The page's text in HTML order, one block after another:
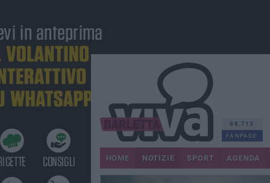
68.713
FANPAGE
HOME NOTIZIE SPORT AGENDA